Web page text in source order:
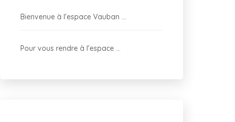
Bienvenue à l'espace Vauban ...
Pour vous rendre à l'espace ...